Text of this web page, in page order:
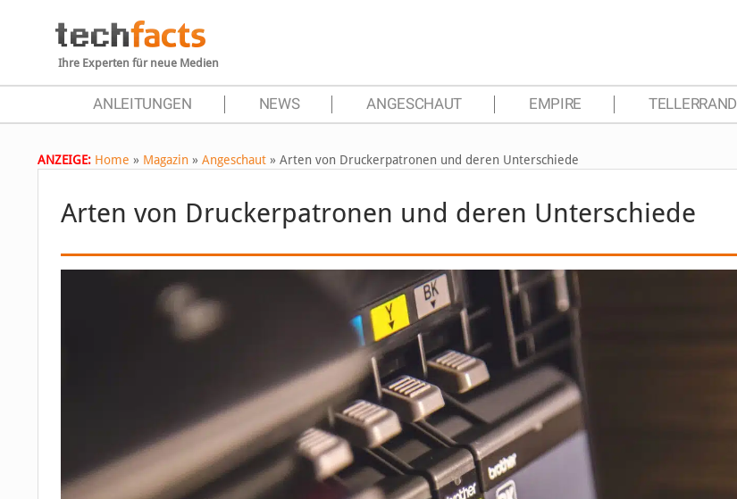
Ihre Experten für neue Medien
ANLEITUNGEN NEWS ANGESCHAUT EMPIRE TELLERRAND
ANZEIGE: Home » Magazin » Angeschaut » Arten von Druckerpatronen und deren Unterschiede
Arten von Druckerpatronen und deren Unterschiede